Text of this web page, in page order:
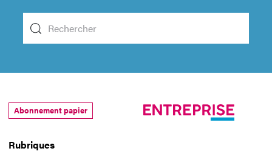
Rubriques
Abonnement papier